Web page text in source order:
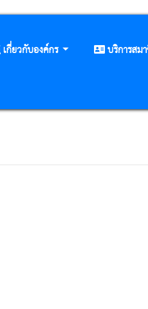
เกี่ยวกับองค์กร บริการสม